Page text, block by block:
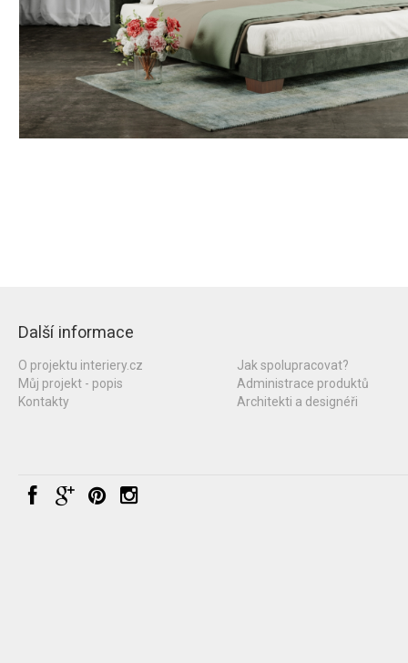
Další informace
O projektu interiery.cz
Můj projekt - popis
Kontakty
Jak spolupracovat?
Administrace produktů
Architekti a designéři